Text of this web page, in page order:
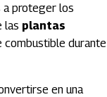
a proteger los
las plantas
combustible durante
en una